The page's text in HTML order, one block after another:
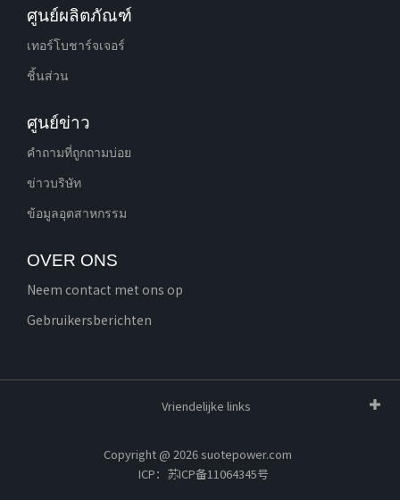
ศูนย์ผลิตภัณฑ์
เทอร์โบชาร์จเจอร์
ชิ้นส่วน
ศูนย์ข่าว
คําถามที่ถูกถามบ่อย
ข่าวบริษัท
ข้อมูลอุตสาหกรรม
OVER ONS
Neem contact met ons op
Gebruikersberichten
Vriendelijke links
Copyright @ 2026 suotepower.com
ICP：苏ICP备11064345号